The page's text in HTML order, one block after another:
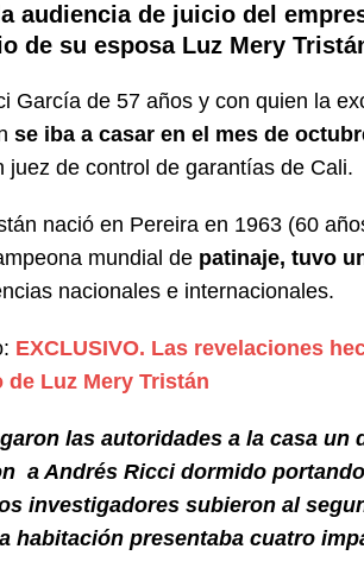
audiencia de juicio del
de su esposa Luz Mery
García de 57 años y con quien la
se iba a casar en el mes de
juez de control de garantías de Cali.
nació en Pereira en 1963 (60
mundial de patinaje, tuvo
nacionales e internacionales.
EXCLUSIVO. Las revelaciones
Luz Mery Tristán
las autoridades a la casa un
a Andrés Ricci dormido
investigadores subieron al
habitación presentaba cuatro